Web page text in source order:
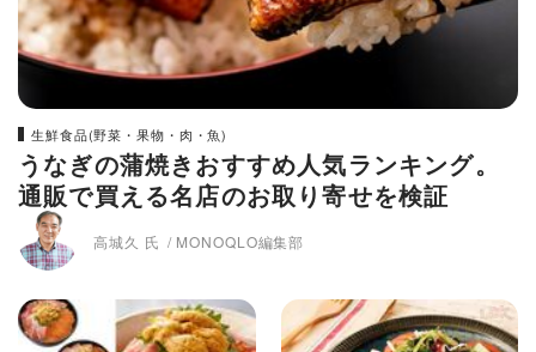
生鮮食品(野菜・果物・肉・魚)
うなぎの蒲焼きおすすめ人気ランキング。
通販で買える名店のお取り寄せを検証
高城久 氏 MONOQLO編集部